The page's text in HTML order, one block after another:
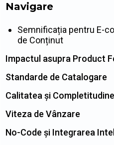
Navigare
Semnificația pentru E-
de Conținut
Impactul asupra Product
Standarde de Catalogare
Calitatea și
Viteza de Vânzare
No-Code și Integrarea